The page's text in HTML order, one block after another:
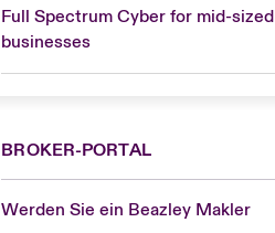
Full Spectrum Cyber for mid-sized
businesses
BROKER-PORTAL
Werden Sie ein Beazley Makler